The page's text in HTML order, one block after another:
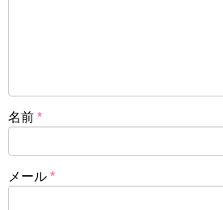
名前 *
メール *